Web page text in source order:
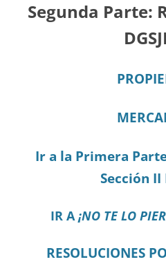
Segunda Parte:
Ir a la Primera
Sección II
IR A¡NO TE LO
RESOLUCIONES